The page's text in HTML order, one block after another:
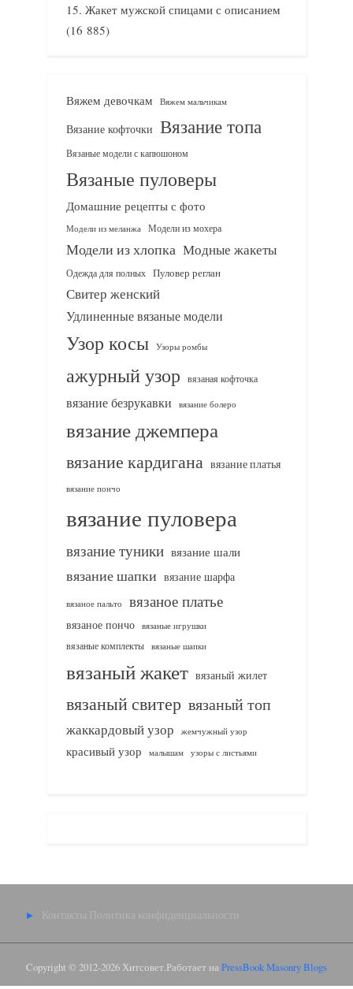
Жакет мужской спицами с описанием
(16 885)
Вяжем девочкам Вяжем мальчикам
Вязание кофточки Вязание топа
Вязаные модели с капюшоном
Вязаные пуловеры
Домашние рецепты с фото
Модели из меланжа Модели из мохера
Модели из хлопка Модные жакеты
Одежда для полных Пуловер реглан
Свитер женский
Удлиненные вязаные модели
Узор косы Узоры ромбы
ажурный узор вязаная кофточка
вязание безрукавки вязание болеро
вязание джемпера
вязание кардигана вязание платья
вязание пончо
вязание пуловера
вязание туники вязание шали
вязание шапки вязание шарфа
вязаное пальто вязаное платье
вязаное пончо вязаные игрушки
вязаные комплекты
вязаные шапки
вязаный жакет вязаный жилет
вязаный свитер вязаный топ
жаккардовый узор жемчужный узор
красивый узор малышам узоры с листьями
Контакты Политика конфиденциальности
Copyright © 2012-2026 Хитсовет.Работает на PressBook Masonry Blogs